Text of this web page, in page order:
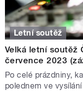
Letní soutěž
Velká letní soutěž
července 2023
Po celé prázdniny,
polednem ve